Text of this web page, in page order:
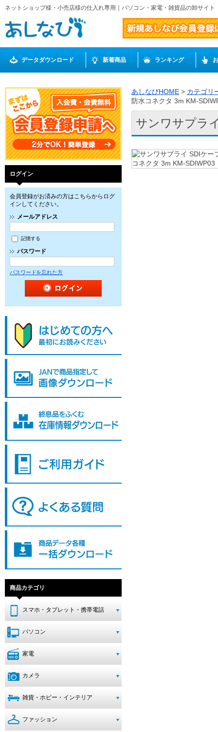
ネットショップ様・小売店様の仕入れ専用｜パソコン・家電・雑貨品の卸サイ
データダウンロード 新着商品 ランキング
ログイン
会員登録がお済みの方はこちらからログ
インしてください。
メールアドレス
記憶する
パスワード
パスワードを忘れた方
商品カテゴリ
スマホ・タブレット・携帯電話
パソコン
家電
カメラ
雑貨・ホビー・インテリア
ファッション
あしなびHOME > カテゴリ
防水コネクタ 3m KM-
サンワサプラ